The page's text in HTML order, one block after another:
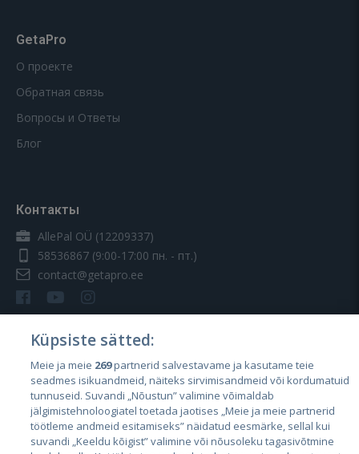
GetaPro
О проекте
Обратная связь
Вопросы и Ответы
Блог
Контакты
AllePal OÜ (12209337)
58536867 (9:00-17:00 пн. - пт.)
contact@getapro.ee
Страны
Эстония
Латвия
Литва
Küpsiste sätted:
Meie ja meie 269partnerid salvestavame ja kasutame teie
seadmes isikuandmeid, näiteks sirvimisandmeid või kordumatuid
tunnuseid. Suvandi „Nõustun” valimine võimaldab
jälgimistehnoloogiatel toetada jaotises „Meie ja meie partnerid
töötleme andmeid esitamiseks” näidatud eesmärke, sellal kui
suvandi „Keeldu kõigist” valimine või nõusoleku tagasivõtmine